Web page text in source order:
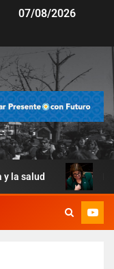
07/08/2026
La Ley de